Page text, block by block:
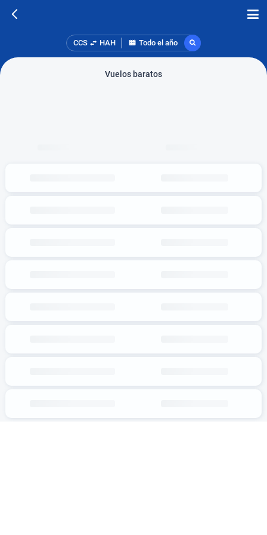
CCS HAH Todo el año
Vuelos baratos